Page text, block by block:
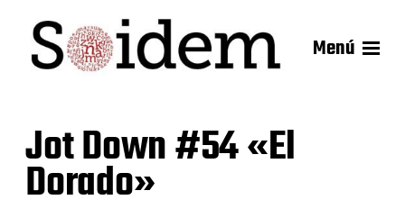
Menú
Jot Down #54 «El
Dorado»